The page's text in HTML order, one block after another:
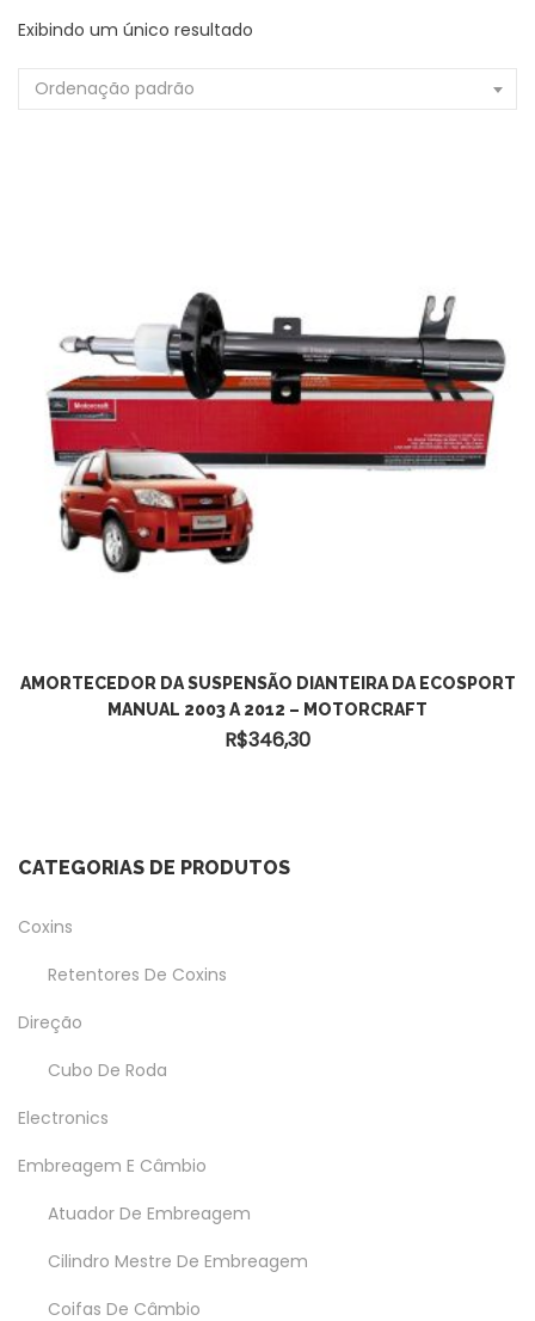
Exibindo um único resultado
Ordenação padrão
ADICIONAR AO CARRINHO
AMORTECEDOR DA SUSPENSÃO DIANTEIRA DA ECOSPORT
MANUAL 2003 A 2012 – MOTORCRAFT
R$346,30
CATEGORIAS DE PRODUTOS
Coxins
Retentores De Coxins
Direção
Cubo De Roda
Electronics
Embreagem E Câmbio
Atuador De Embreagem
Cilindro Mestre De Embreagem
Coifas De Câmbio